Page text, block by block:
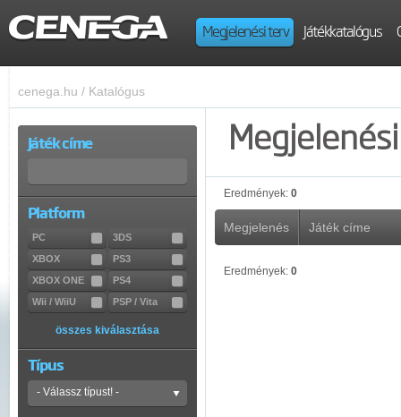
Megjelenési terv Játékkatalógus
cenega.hu / Katalógus
Játék címe
Platform
PC
3DS
XBOX
PS3
XBOX ONE
PS4
Wii / WiiU
PSP / Vita
összes kiválasztása
Típus
Eredmények: 0
Megjelenés Játék címe
Eredmények: 0